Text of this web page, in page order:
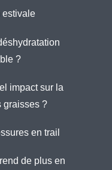
estivale
?
impact sur la
graisses ?
en trail
de plus en